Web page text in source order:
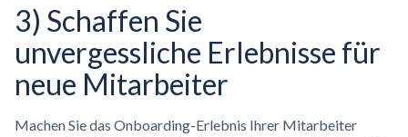
3) Schaffen Sie
unvergessliche Erlebnisse für
neue Mitarbeiter
Machen Sie das Onboarding-Erlebnis Ihrer Mitarbeiter